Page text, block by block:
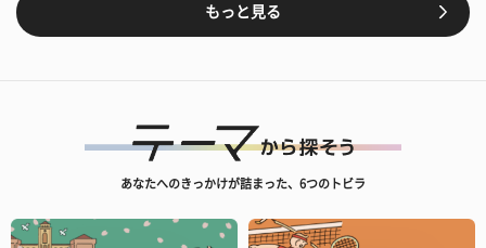
もっと見る
あなたへのきっかけが詰まった、6つのトビラ